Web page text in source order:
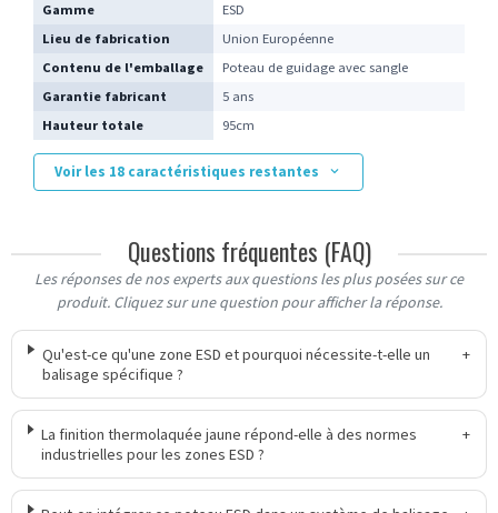
Gamme
ESD
Lieu de fabrication
Union Européenne
Contenu de l'emballage
Poteau de guidage avec sangle
Garantie fabricant
5 ans
Hauteur totale
95cm
Voir les 18 caractéristiques restantes
Questions fréquentes (FAQ)
Les réponses de nos experts aux questions les plus posées sur ce
produit. Cliquez sur une question pour afficher la réponse.
Qu'est-ce qu'une zone ESD et pourquoi nécessite-t-elle un
balisage spécifique ?
+
La finition thermolaquée jaune répond-elle à des normes
industrielles pour les zones ESD ?
+